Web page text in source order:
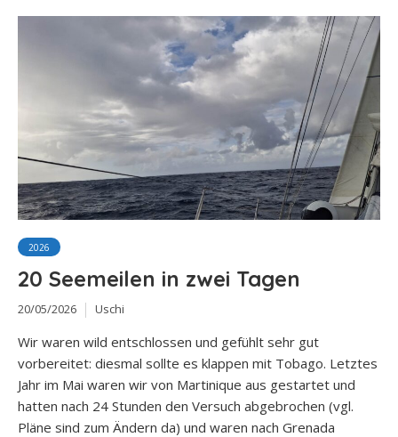
2026
20 Seemeilen in zwei Tagen
20/05/2026 Uschi
Wir waren wild entschlossen und gefühlt sehr gut
vorbereitet: diesmal sollte es klappen mit Tobago. Letztes
Jahr im Mai waren wir von Martinique aus gestartet und
hatten nach 24 Stunden den Versuch abgebrochen (vgl.
Pläne sind zum Ändern da) und waren nach Grenada